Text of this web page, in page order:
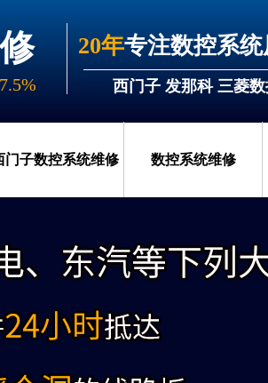
门子数控系统维修 数控系统维修
西门子 发那科 三菱
20年专注数控系